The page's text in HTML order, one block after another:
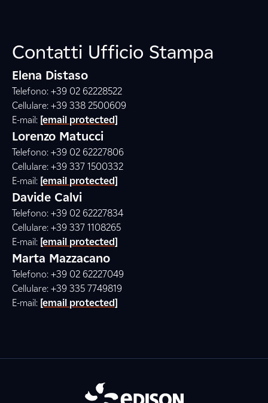
Contatti Ufficio Stampa
Elena Distaso
Telefono: +39 02 62228522
Cellulare: +39 338 2500609
E-mail: [email protected]
Lorenzo Matucci
Telefono: +39 02 62227806
Cellulare: +39 337 1500332
E-mail: [email protected]
Davide Calvi
Telefono: +39 02 62227834
Cellulare: +39 337 1108265
E-mail: [email protected]
Marta Mazzacano
Telefono: +39 02 62227049
Cellulare: +39 335 7749819
E-mail: [email protected]